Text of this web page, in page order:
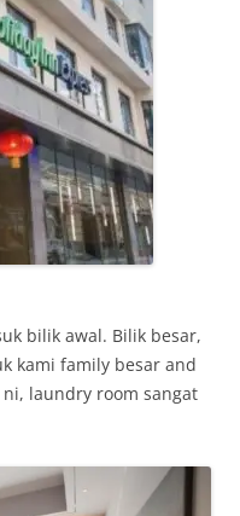
bilik awal. Bilik besar,
kami family besar and
laundry room sangat